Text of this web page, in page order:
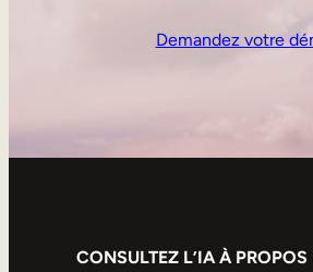
Demandez votre
CONSULTEZ L’IA À PROPOS